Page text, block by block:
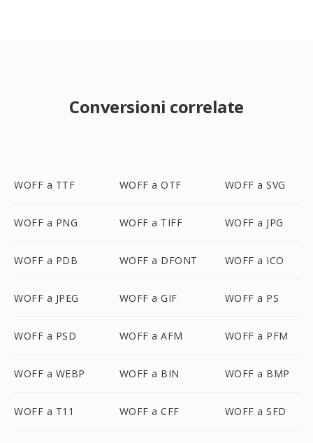
Conversioni correlate
WOFF a TTF WOFF a OTF WOFF a SVG
WOFF a PNG WOFF a TIFF WOFF a JPG
WOFF a PDB WOFF a DFONT WOFF a ICO
WOFF a JPEG WOFF a GIF WOFF a PS
WOFF a PSD WOFF a AFM WOFF a PFM
WOFF a WEBP WOFF a BIN WOFF a BMP
WOFF a T11 WOFF a CFF WOFF a SFD